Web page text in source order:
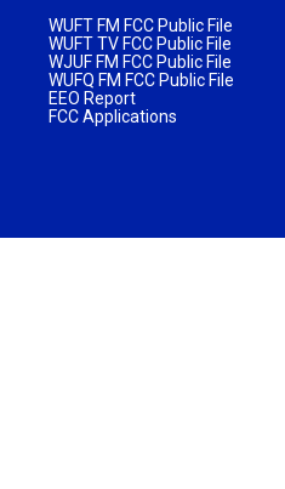
WUFT FM FCC Public File
WUFT TV FCC Public File
WJUF FM FCC Public File
WUFQ FM FCC Public File
EEO Report
FCC Applications